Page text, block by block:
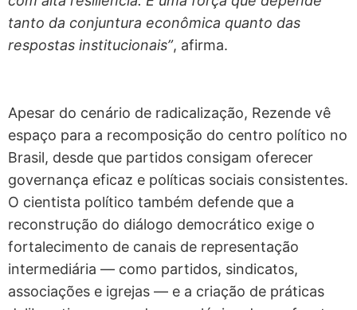
tanto da conjuntura econômica quanto das
respostas institucionais”, afirma.
Apesar do cenário de radicalização, Rezende vê
espaço para a recomposição do centro político no
Brasil, desde que partidos consigam oferecer
governança eficaz e políticas sociais consistentes.
O cientista político também defende que a
reconstrução do diálogo democrático exige o
fortalecimento de canais de representação
intermediária — como partidos, sindicatos,
associações e igrejas — e a criação de práticas